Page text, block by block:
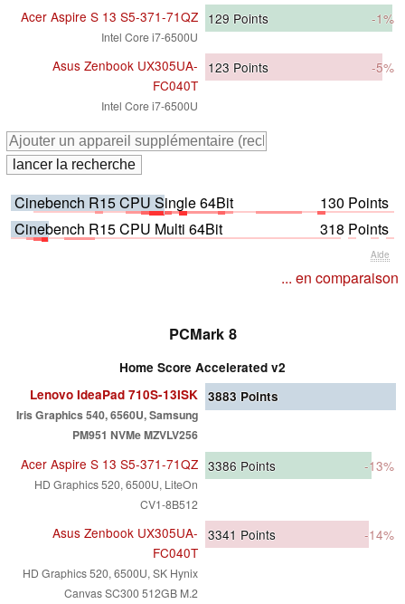
Acer Aspire S 13 S5-371-71QZ
Intel Core i7-6500U
129 Points -1%
Asus Zenbook UX305UA-
FC040T
Intel Core i7-6500U
123 Points -5%
Cinebench R15 CPU Single 64Bit
130 Points
Cinebench R15 CPU Multi 64Bit
318 Points
Aide
... en comparaison
PCMark 8
Home Score Accelerated v2
Lenovo IdeaPad 710S-13ISK
Iris Graphics 540, 6560U, Samsung
PM951 NVMe MZVLV256
3883 Points
Acer Aspire S 13 S5-371-71QZ
HD Graphics 520, 6500U, LiteOn
CV1-8B512
3386 Points -13%
Asus Zenbook UX305UA-
FC040T
HD Graphics 520, 6500U, SK Hynix
Canvas SC300 512GB M.2
3341 Points -14%